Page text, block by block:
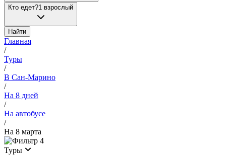
Кто едет?1 взрослый
Найти
Главная
/
Туры
/
В Сан-Марино
/
На 8 дней
/
На автобусе
/
На 8 марта
4
Туры